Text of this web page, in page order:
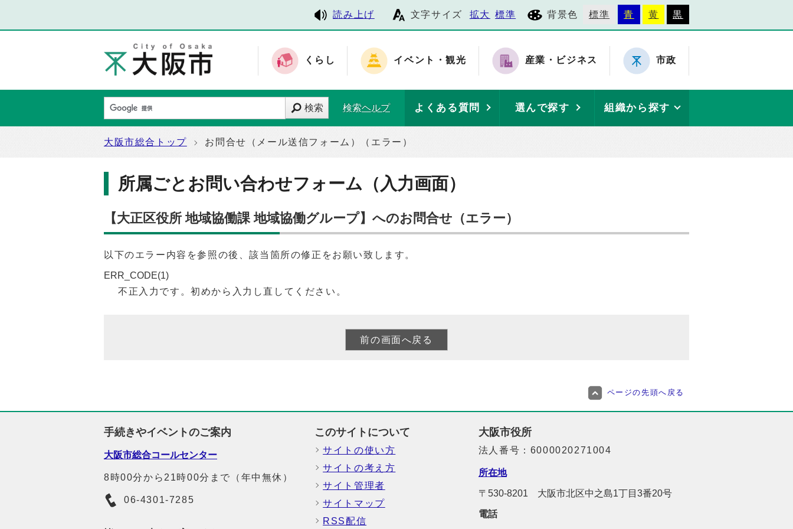
読み上げ 文字サイズ 拡大 標準 背景色 標準 青 黄 黒
くらし イベント・観光 産業・ビジネス 市政
検索 検索ヘルプ よくある質問 選んで探す 組織から探す
大阪市総合トップ お問合せ（メール送信フォーム）（エラー）
所属ごとお問い合わせフォーム（入力画面）
【大正区役所 地域協働課 地域協働グループ】へのお問合せ（エラー）
以下のエラー内容を参照の後、該当箇所の修正をお願い致します。
ERR_CODE(1)
不正入力です。初めから入力し直してください。
ページの先頭へ戻る
手続きやイベントのご案内
大阪市総合コールセンター
8時00分から21時00分まで（年中無休）
06-4301-7285
このサイトについて
サイトの使い方
サイトの考え方
サイト管理者
サイトマップ
RSS配信
大阪市役所
法人番号：6000020271004
所在地
〒530-8201 大阪市北区中之島1丁目3番20号
電話